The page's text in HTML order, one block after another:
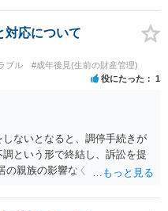
めには，遺産分割協議書への署
って，残念ながら，「ＡＢＣ間
協議は未了のまま，ＡとＢが
提に基づいて協議を進める必
最も有利ですが，ＡＢの相続
，実現は困難だと思います。
決方法（遺産分割協議の落と
受しなければならないかもし
対応について
ブル #成年後見(生前の財産管理)
役にたった 1
ないとなると、調停手続きが
という形で終結し、訴訟を提
の親族の影響なく、というのは
しくなってくるかと思われま